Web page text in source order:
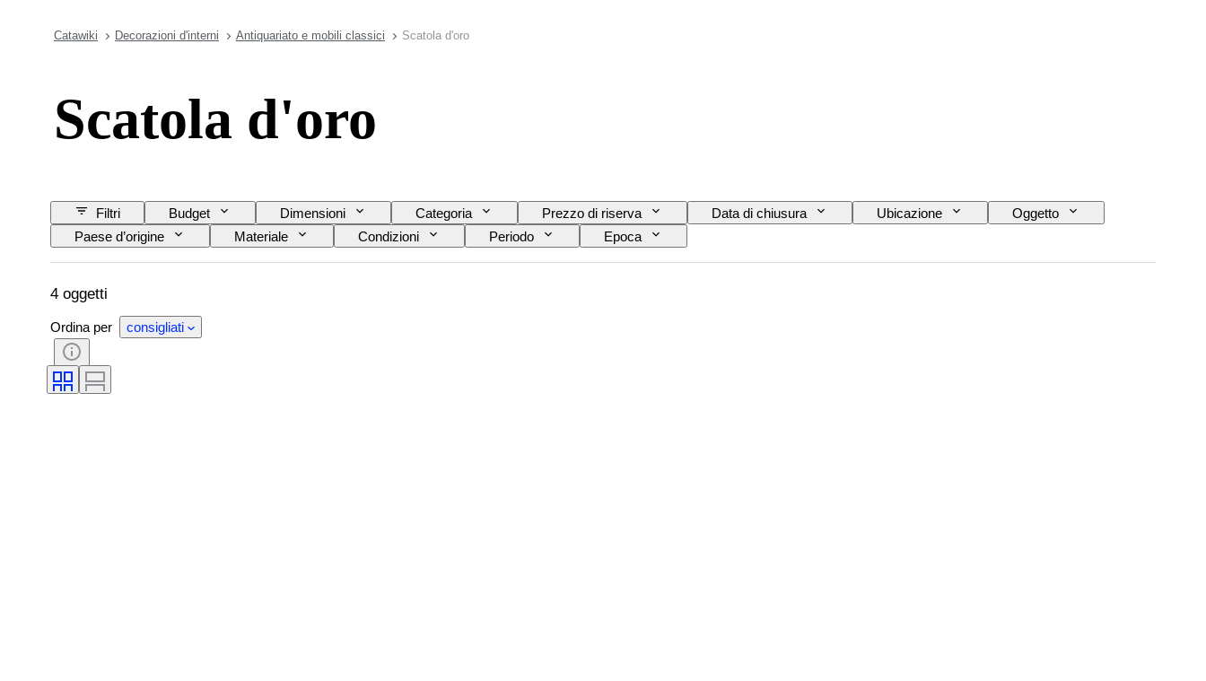
Catawiki Decorazioni d'interni Antiquariato e mobili classici Scatola d'oro
Scatola d'oro
Filtri Budget Dimensioni Categoria Prezzo di riserva Data di chiusura Ubicazione
Oggetto
Paese d’origine
Materiale Condizioni Periodo Epoca
4 oggetti
Ordina per consigliati